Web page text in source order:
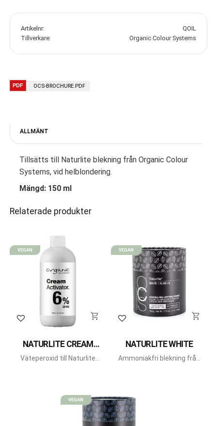
Artikelnr
QOIL
Tillverkare
Organic Colour Systems
OCS-BROCHURE.PDF
ALLMÄNT
Tillsätts till Naturlite blekning från Organic Colour
Systems, vid helblondering.
Mängd: 150 ml
Relaterade produkter
Lägg till i favoriter
NATURLITE CREAM
ACTIVATOR
Väteperoxid till Naturlite
VEGAN
Lägg till i favoriter
NATURLITE WHITE
Ammoniakfri blekning från
VEGAN
VEGAN